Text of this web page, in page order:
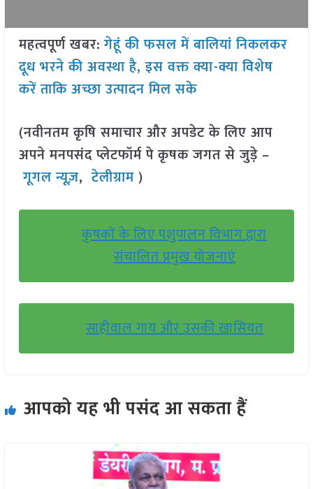
महत्वपूर्ण खबर:गेहूं की फसल में बालियां निकलकर
दूध भरने की अवस्था है, इस वक्त क्या-क्या विशेष
करें ताकि अच्छा उत्पादन मिल सके
(नवीनतम कृषि समाचार और अपडेट के लिए आप
अपने मनपसंद प्लेटफॉर्म पे कृषक जगत से जुड़े –
गूगल न्यूज़,टेलीग्राम )
कृषकों के लिए पशुपालन विभाग द्वारा
संचालित प्रमुख योजनाएं
साहीवाल गाय और उसकी खासियत
आपको यह भी पसंद आ सकता हैं